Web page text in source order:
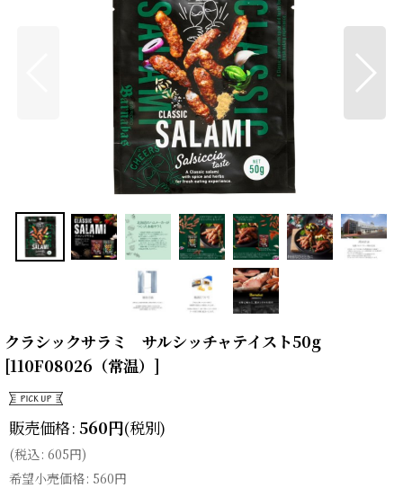
クラシックサラミ サルシッチャテイスト50g
[110F08026（常温） ]
販売価格: 560円(税別)
(税込: 605円)
希望小売価格: 560円